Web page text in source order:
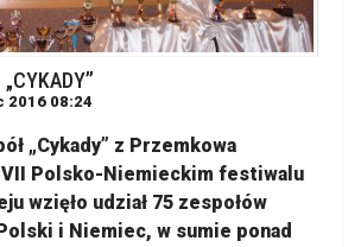
2016 08:24
„Cykady” z Przemkowa
VII Polsko-Niemieckim festiwalu
wzięło udział 75 zespołów
i Niemiec, w sumie ponad